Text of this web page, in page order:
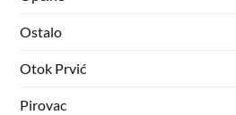
Ostalo
Otok Prvić
Pirovac